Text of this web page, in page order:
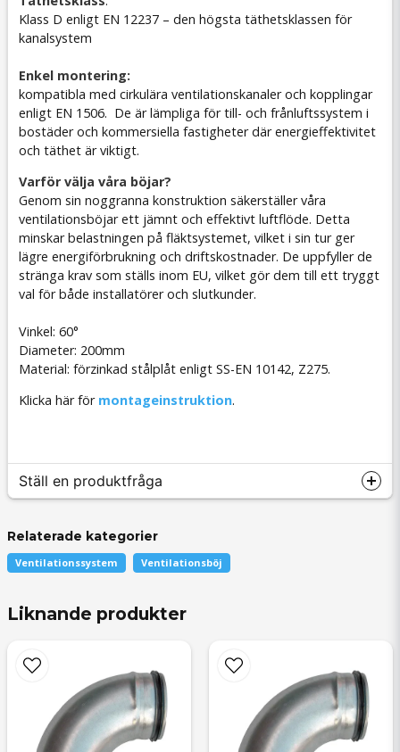
Klass D enligt EN 12237 – den högsta täthetsklassen för
kanalsystem
Enkel montering:
kompatibla med cirkulära ventilationskanaler och kopplingar
enligt EN 1506. De är lämpliga för till- och frånluftssystem i
bostäder och kommersiella fastigheter där energieffektivitet
och täthet är viktigt.
Varför välja våra böjar?
Genom sin noggranna konstruktion säkerställer våra
ventilationsböjar ett jämnt och effektivt luftflöde. Detta
minskar belastningen på fläktsystemet, vilket i sin tur ger
lägre energiförbrukning och driftskostnader. De uppfyller de
stränga krav som ställs inom EU, vilket gör dem till ett tryggt
val för både installatörer och slutkunder.
Vinkel: 60°
Diameter: 200mm
Material: förzinkad stålplåt enligt SS-EN 10142, Z275.
Klicka här för montageinstruktion.
Ställ en produktfråga
question
Namn
Relaterade kategorier
Ventilationssystem Ventilationsböj
Liknande produkter